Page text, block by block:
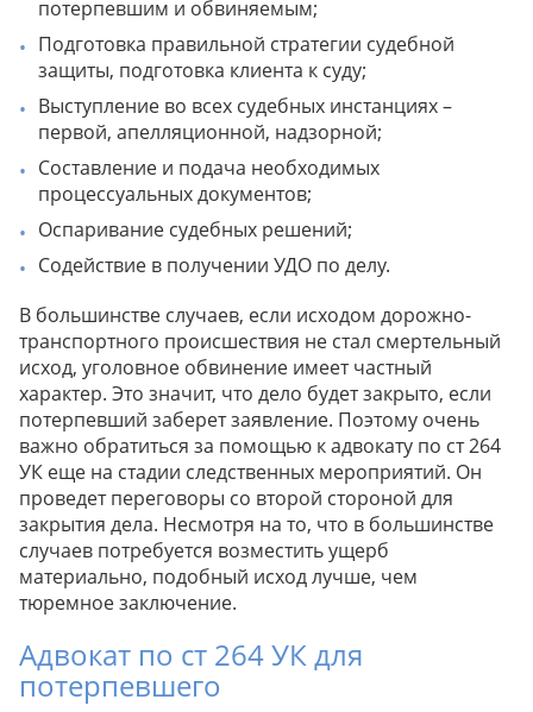
потерпевшим и обвиняемым;
Подготовка правильной стратегии судебной
защиты, подготовка клиента к суду;
Выступление во всех судебных инстанциях –
первой, апелляционной, надзорной;
Составление и подача необходимых
процессуальных документов;
Оспаривание судебных решений;
Содействие в получении УДО по делу.
В большинстве случаев, если исходом дорожно-
транспортного происшествия не стал смертельный
исход, уголовное обвинение имеет частный
характер. Это значит, что дело будет закрыто, если
потерпевший заберет заявление. Поэтому очень
важно обратиться за помощью к адвокату по ст 264
УК еще на стадии следственных мероприятий. Он
проведет переговоры со второй стороной для
закрытия дела. Несмотря на то, что в большинстве
случаев потребуется возместить ущерб
материально, подобный исход лучше, чем
тюремное заключение.
Адвокат по ст 264 УК для
потерпевшего